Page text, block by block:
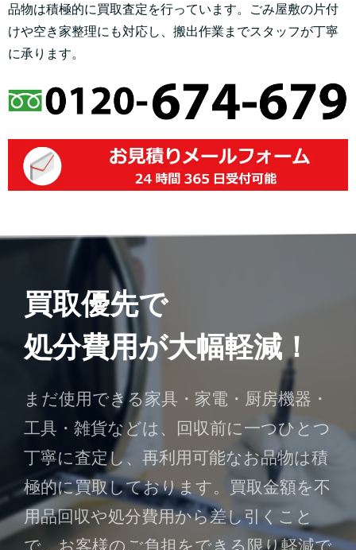
品物は積極的に買取査定を行っています。ごみ屋敷の片付
けや空き家整理にも対応し、搬出作業までスタッフが丁寧
に承ります。
買取優先で
処分費用が大幅軽減！
まだ使用できる家具・家電・厨房機器・
工具・雑貨などは、回収前に一つひとつ
丁寧に査定し、再利用可能なお品物は積
極的に買取しております。買取金額を不
用品回収や処分費用から差し引くこと
で、お客様のご負担をできる限り軽減で